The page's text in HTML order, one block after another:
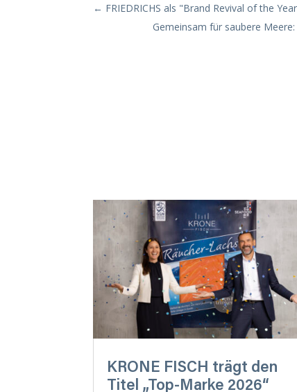
← FRIEDRICHS als "Brand Revival of the
Gemeinsam für saubere
KRONE FISCH trägt den
Titel „Top-Marke 2026“